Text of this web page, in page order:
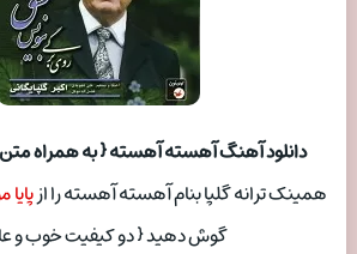
دانلود آهنگ آهسته آهسته { به همراه
همینک ترانه گلپا بنام آهسته آهسته را از
گوش دهید { دو کیفیت خوب و